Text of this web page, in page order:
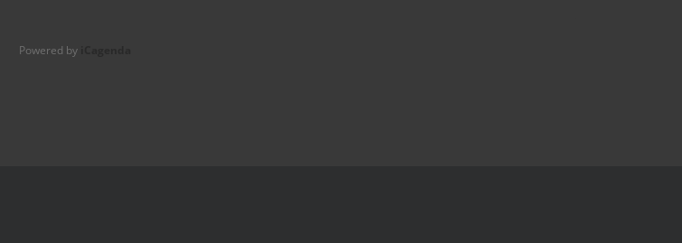
Powered by